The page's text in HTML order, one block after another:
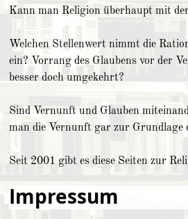
Kann man Religion über­haupt mit
Welchen Stellenwert nimmt die
ein? Vorrang des Glaubens vor der
besser doch umgekehrt?
Sind Vernunft und Glauben
man die Ver­nunft gar zur Grund­lage
Seit 2001 gibt es die­se Se­iten zur
Impressum